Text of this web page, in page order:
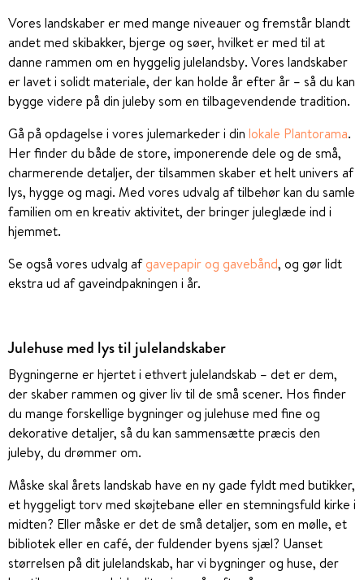
Vores landskaber er med mange niveauer og fremstår blandt
andet med skibakker, bjerge og søer, hvilket er med til at
danne rammen om en hyggelig julelandsby. Vores landskaber
er lavet i solidt materiale, der kan holde år efter år – så du kan
bygge videre på din juleby som en tilbagevendende tradition.
Gå på opdagelse i vores julemarkeder i din lokale Plantorama.
Her finder du både de store, imponerende dele og de små,
charmerende detaljer, der tilsammen skaber et helt univers af
lys, hygge og magi. Med vores udvalg af tilbehør kan du samle
familien om en kreativ aktivitet, der bringer juleglæde ind i
hjemmet.
Se også vores udvalg afgavepapir og gavebånd, og gør lidt
ekstra ud af gaveindpakningen i år.
Julehuse med lys til julelandskaber
Bygningerne er hjertet i ethvert julelandskab – det er dem,
der skaber rammen og giver liv til de små scener. Hos finder
du mange forskellige bygninger og julehuse med fine og
dekorative detaljer, så du kan sammensætte præcis den
juleby, du drømmer om.
Måske skal årets landskab have en ny gade fyldt med butikker,
et hyggeligt torv med skøjtebane eller en stemningsfuld kirke i
midten? Eller måske er det de små detaljer, som en mølle, et
bibliotek eller en café, der fuldender byens sjæl? Uanset
størrelsen på dit julelandskab, har vi bygninger og huse, der